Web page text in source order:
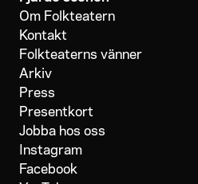
Om Folkteatern
Kontakt
Folkteaterns vänner
Arkiv
Press
Presentkort
Jobba hos oss
Instagram
Facebook